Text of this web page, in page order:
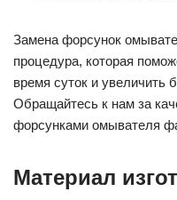
Замена форсунок
процедура, которая
время суток и увеличить
Обращайтесь к нам за
форсунками омывателя
Материал